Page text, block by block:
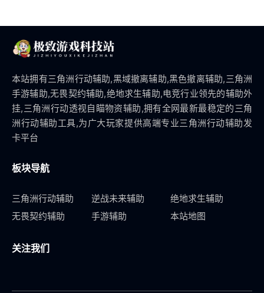
本站拥有三角洲行动辅助,黑域撤离辅助,黑色撤离辅助,三角洲
手游辅助,无畏契约辅助,绝地求生辅助,电竞行业领先的辅助外
挂,三角洲行动透视自瞄物资辅助,拥有全网最新最稳定的三角
洲行动辅助工具,为广大玩家提供高端专业三角洲行动辅助发
卡平台
板块导航
三角洲行动辅助 逆战未来辅助
绝地求生辅助
无畏契约辅助
手游辅助 本站地图
关注我们